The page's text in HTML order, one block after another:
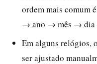
ordem mais comum
→ ano → mês → dia
Em alguns relógios,
ser ajustado